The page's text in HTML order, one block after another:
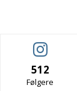
512
Følgere